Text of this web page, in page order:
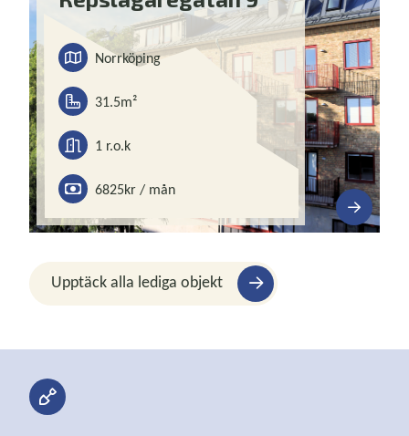
Norrköping
31.5m²
1 r.o.k
6825kr / mån
Upptäck alla lediga objekt